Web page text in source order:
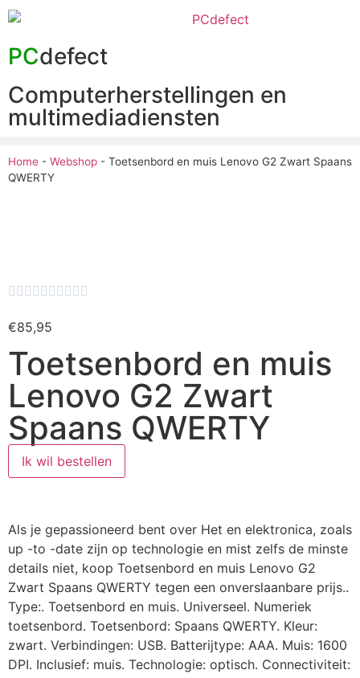
PCdefect
Computerherstellingen en
multimediadiensten
Home - Webshop - Toetsenbord en muis Lenovo G2 Zwart Spaans
QWERTY
         
€85,95
Toetsenbord en muis
Lenovo G2 Zwart
Spaans QWERTY
Ik wil bestellen
Als je gepassioneerd bent over Het en elektronica, zoals
up -to -date zijn op technologie en mist zelfs de minste
details niet, koop Toetsenbord en muis Lenovo G2
Zwart Spaans QWERTY tegen een onverslaanbare prijs..
Type:. Toetsenbord en muis. Universeel. Numeriek
toetsenbord. Toetsenbord: Spaans QWERTY. Kleur:
zwart. Verbindingen: USB. Batterijtype: AAA. Muis: 1600
DPI. Inclusief: muis. Technologie: optisch. Connectiviteit: